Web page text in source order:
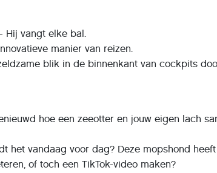
- Hij vangt elke bal.
manier van reizen.
blik in de binnenkant van cockpits
hoe een zeeotter en jouw eigen lach
het vandaag voor dag? Deze mopshond
of toch een TikTok-video maken?